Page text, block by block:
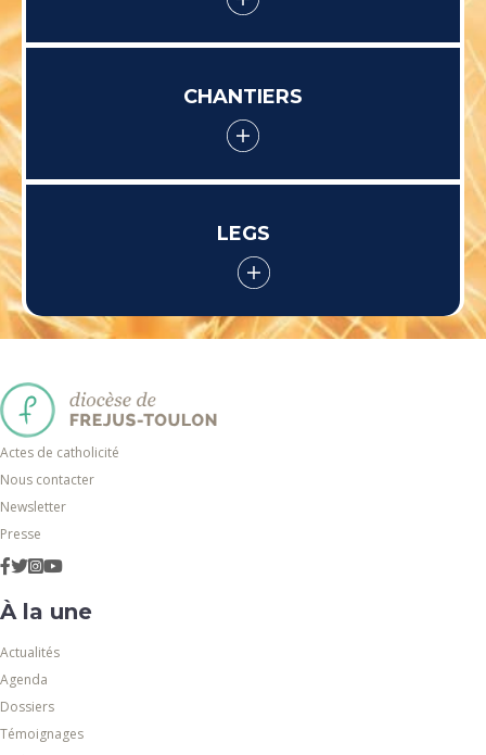
CHANTIERS
LEGS
Actes de catholicité
Nous contacter
Newsletter
Presse
À la une
Actualités
Agenda
Dossiers
Témoignages